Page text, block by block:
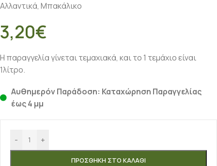
Αλλαντικά, Μπακάλικο
3,20€
Η παραγγελία γίνεται τεμαχιακά, και το 1 τεμάχιο είναι
1λίτρο.
Αυθημερόν Παράδοση: Καταχώρηση Παραγγελίας
έως 4 μμ
- +
ΠΡΟΣΘΉΚΗ ΣΤΟ ΚΑΛΆΘΙ